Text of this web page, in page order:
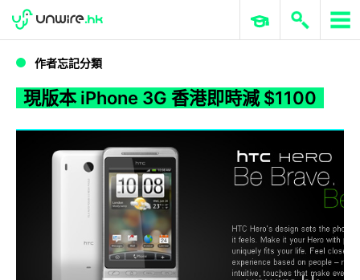
現版本 iPhone 3G 香港即時減 $1100
WWDC 2026 ERP 與商業 AI
作者忘記分類
現版本 iPhone 3G 香港即時減 $1100